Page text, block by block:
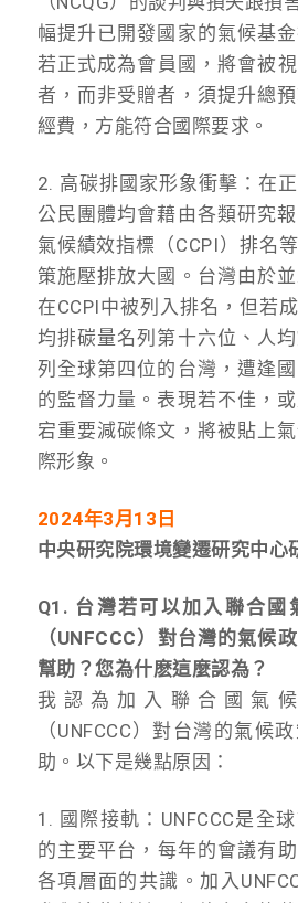
幅提升已開發國家的氣候基金
若正式成為會員國，將會被
者， 而非受贈者，須提升總
經費， 方能符合國際要求。
2. 高碳排國家形象衝擊：在
公民團體均會藉由各類研究報
氣候績效指標（CCPI）排名等
策施壓排放大國。台灣由於
在CCPI中被列入排名，但若
均排碳量名列第十六位、 人
列全球第四位的台灣， 遭逢
的監督力量。表現若不佳，
宕重要減碳條文， 將被貼上
際形象。
2024年3月13日
中央研究院環境變遷研究中
Q1. 台灣若可以加入聯合國
（UNFCCC）對台灣的氣候
幫助？您為什麽這麼認為？
我認為加入聯合國氣
（UNFCCC）對台灣的氣候
助。以下是幾點原因：
1. 國際接軌：UNFCCC是全
的主要平台，每年的會議有
各項層面的共識。加入